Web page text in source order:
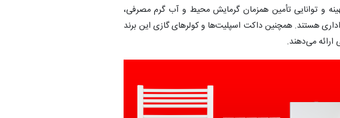
و توانایی تأمین همزمان گرمایش محیط و آب گرم مصرفی،
هستند. همچنین داکت اسپلیت‌ها و کولرهای گازی این برند
می‌دهند.